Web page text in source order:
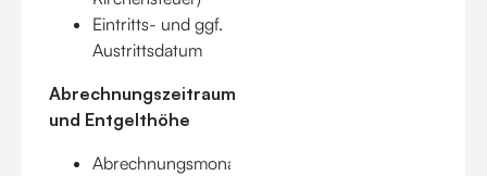
Eintritts- und ggf.
Austrittsdatum
Abrechnungszeitraum
und Entgelthöhe
Abrechnungsmonat